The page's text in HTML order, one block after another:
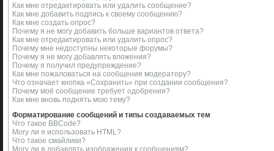
Как мне отредактировать или удалить сообщение?
Как мне добавить подпись к своему сообщению?
Как мне создать опрос?
Почему я не могу добавить больше вариантов ответа?
Как мне отредактировать или удалить опрос?
Почему мне недоступны некоторые форумы?
Почему я не могу добавлять вложения?
Почему я получил предупреждение?
Как мне пожаловаться на сообщения модератору?
Что означает кнопка «Сохранить» при создании сообщения?
Почему моё сообщение требует одобрения?
Как мне вновь поднять мою тему?
Форматирование сообщений и типы создаваемых тем
Что такое BBCode?
Могу ли я использовать HTML?
Что такое смайлики?
Могу ли я добавлять изображения к сообщениям?